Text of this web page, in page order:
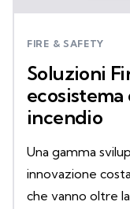
FIRE & SAFETY
Soluzioni
incendio
Una gamma
innovazione
che vanno oltre